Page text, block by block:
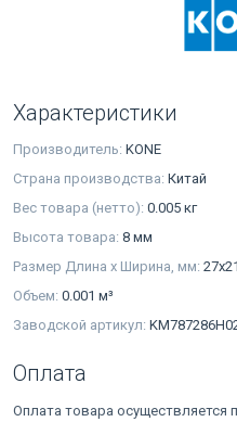
Характеристики
Производитель: KONE
Страна производства: Китай
Вес товара (нетто): 0.005 кг
Высота товара: 8 мм
Размер Длина х Ширина, мм: 27х21
Объем: 0.001 м³
Заводской артикул:
Оплата
Оплата товара осуществляется